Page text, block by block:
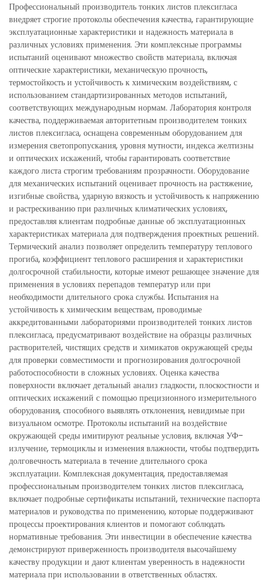
Профессиональный производитель тонких листов плексигласа
внедряет строгие протоколы обеспечения качества, гарантирующие
эксплуатационные характеристики и надежность материала в
различных условиях применения. Эти комплексные программы
испытаний оценивают множество свойств материала, включая
оптические характеристики, механическую прочность,
термостойкость и устойчивость к химическим воздействиям, с
использованием стандартизированных методов испытаний,
соответствующих международным нормам. Лаборатория контроля
качества, поддерживаемая авторитетным производителем тонких
листов плексигласа, оснащена современным оборудованием для
измерения светопропускания, уровня мутности, индекса желтизны
и оптических искажений, чтобы гарантировать соответствие
каждого листа строгим требованиям прозрачности. Оборудование
для механических испытаний оценивает прочность на растяжение,
изгибные свойства, ударную вязкость и устойчивость к напряжению
и растрескиванию при различных климатических условиях,
предоставляя клиентам подробные данные об эксплуатационных
характеристиках материала для подтверждения проектных решений.
Термический анализ позволяет определить температуру теплового
прогиба, коэффициент теплового расширения и характеристики
долгосрочной стабильности, которые имеют решающее значение для
применения в условиях перепадов температур или при
необходимости длительного срока службы. Испытания на
устойчивость к химическим веществам, проводимые
аккредитованными лабораториями производителей тонких листов
плексигласа, предусматривают воздействие на образцы различных
растворителей, чистящих средств и химикатов окружающей среды
для проверки совместимости и прогнозирования долгосрочной
работоспособности в сложных условиях. Оценка качества
поверхности включает детальный анализ гладкости, плоскостности и
оптических искажений с помощью прецизионного измерительного
оборудования, способного выявлять отклонения, невидимые при
визуальном осмотре. Протоколы испытаний на воздействие
окружающей среды имитируют реальные условия, включая УФ-
излучение, термоциклы и изменения влажности, чтобы подтвердить
долговечность материала в течение длительного срока
эксплуатации. Комплексная документация, предоставляемая
профессиональным производителем тонких листов плексигласа,
включает подробные сертификаты испытаний, технические паспорта
материалов и руководства по применению, которые поддерживают
процессы проектирования клиентов и помогают соблюдать
нормативные требования. Эти инвестиции в обеспечение качества
демонстрируют приверженность производителя высочайшему
качеству продукции и дают клиентам уверенность в надежности
материала при использовании в ответственных областях.